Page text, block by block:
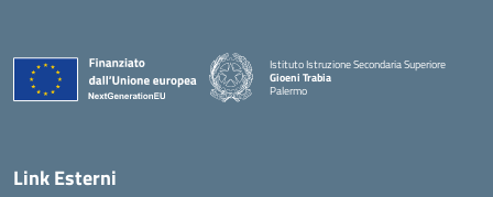
Istituto Istruzione Secondaria Superiore
Gioeni Trabia
Palermo
Link Esterni